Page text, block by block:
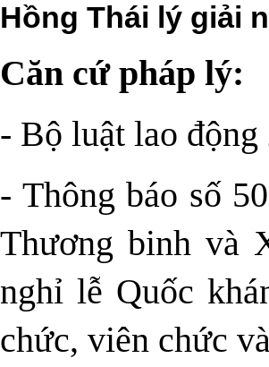
Hồng Thái lý giải
Căn cứ pháp lý:
- Bộ luật lao
- Thông báo số
Thương binh và
nghỉ lễ Quốc
chức, viên chức